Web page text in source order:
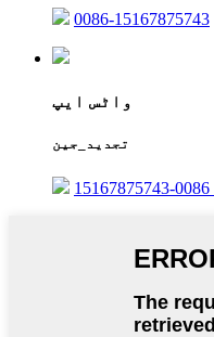
0086-15167875743
واٹس ایپ
تجدید_جین